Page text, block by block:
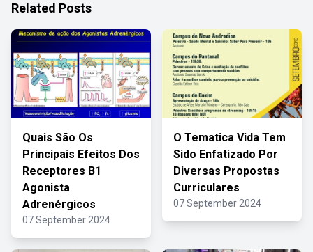
Related Posts
Quais São Os
Principais Efeitos Dos
Receptores B1
Agonista
Adrenérgicos
07 September 2024
O Tematica Vida Tem
Sido Enfatizado Por
Diversas Propostas
Curriculares
07 September 2024